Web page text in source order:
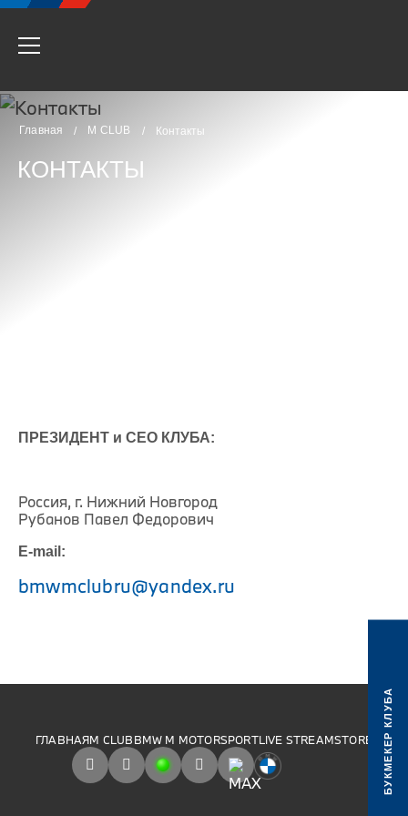
БУКМЕКЕР КЛУБА
Главная / M CLUB / Контакты
КОНТАКТЫ
ПРЕЗИДЕНТ и CEO КЛУБА:
Россия, г. Нижний Новгород
Рубанов Павел Федорович
E-mail:
bmwmclubru@yandex.ru
ГЛАВНАЯM CLUBBMW M MOTORSPORTLIVE STREAMSTORE